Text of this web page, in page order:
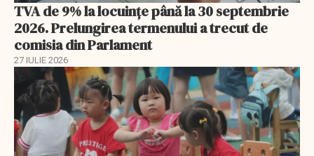
TVA de 9% la locuințe până la 30 septembrie
2026. Prelungirea termenului a trecut de
comisia din Parlament
27 IULIE 2026